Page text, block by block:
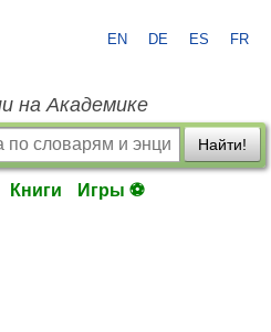
EN DE ES FR
на Академике
Найти!
Книги Игры ⚽